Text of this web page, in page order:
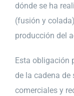
dónde se ha
(fusión y
producción del
Esta obligación
de la cadena
comerciales y